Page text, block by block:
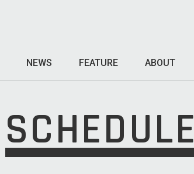
NEWS FEATURE ABOUT
SCHEDULE